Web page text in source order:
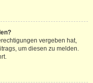
vergeben hat,
um diesen zu melden.